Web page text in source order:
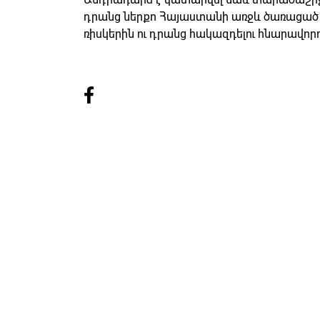
դրանց ներքո Հայաստանի առջև
ռիսկերին ու դրանց հակազդելու